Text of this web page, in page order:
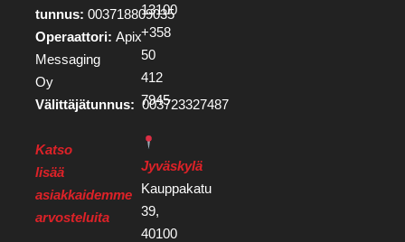
tunnus: 003718809035
Operaattori: Apix
Messaging
Oy
Välittäjätunnus: 003723327487
Katso
lisää
asiakkaidemme
arvosteluita
13100
+358
50
412
7945
Jyväskylä
Kauppakatu
39,
40100